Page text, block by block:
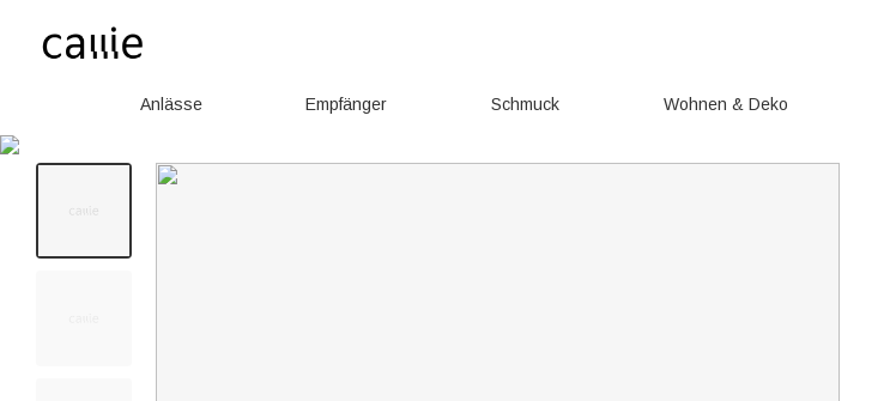
Anlässe Empfänger Schmuck Wohnen & Deko